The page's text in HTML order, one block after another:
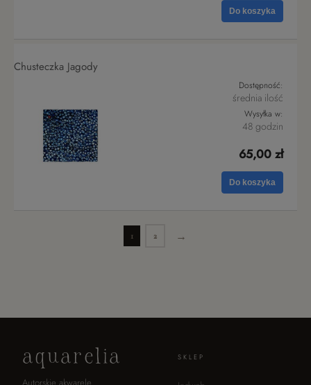
Do koszyka
Chusteczka Jagody
Dostępność:
średnia ilość
Wysyłka w:
48 godzin
65,00 zł
Do koszyka
1 2
aquarelia SKLEP